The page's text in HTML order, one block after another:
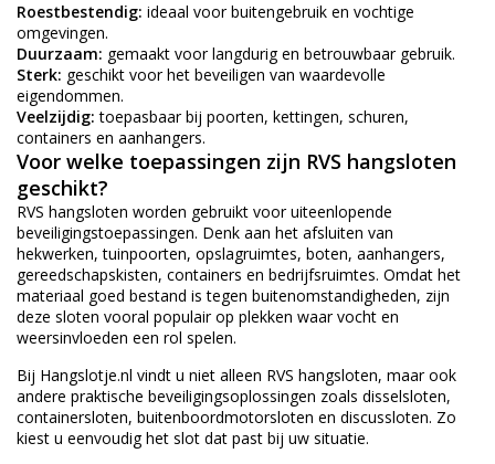
Roestbestendig: ideaal voor buitengebruik en vochtige
omgevingen.
Duurzaam: gemaakt voor langdurig en betrouwbaar gebruik.
Sterk: geschikt voor het beveiligen van waardevolle
eigendommen.
Veelzijdig: toepasbaar bij poorten, kettingen, schuren,
containers en aanhangers.
Voor welke toepassingen zijn RVS hangsloten
geschikt?
RVS hangsloten worden gebruikt voor uiteenlopende
beveiligingstoepassingen. Denk aan het afsluiten van
hekwerken, tuinpoorten, opslagruimtes, boten, aanhangers,
gereedschapskisten, containers en bedrijfsruimtes. Omdat het
materiaal goed bestand is tegen buitenomstandigheden, zijn
deze sloten vooral populair op plekken waar vocht en
weersinvloeden een rol spelen.
Bij Hangslotje.nl vindt u niet alleen RVS hangsloten, maar ook
andere praktische beveiligingsoplossingen zoals disselsloten,
containersloten, buitenboordmotorsloten en discussloten. Zo
kiest u eenvoudig het slot dat past bij uw situatie.